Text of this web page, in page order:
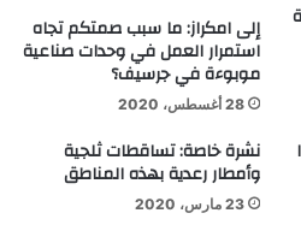
إلى امكراز: ما سبب صمتكم تجاه
استمرار العمل في وحدات صناعية
موبوءة في جرسيف؟
28 أغسطس، 2020
نشرة خاصة: تساقطات ثلجية
وأمطار رعدية بهذه المناطق
23 مارس، 2020